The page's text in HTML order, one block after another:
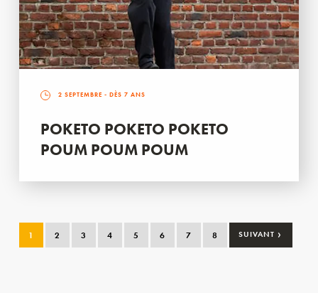
2 SEPTEMBRE - DÈS 7 ANS
POKETO POKETO POKETO
POUM POUM POUM
1 2 3 4 5 6 7 8 SUIVANT ›